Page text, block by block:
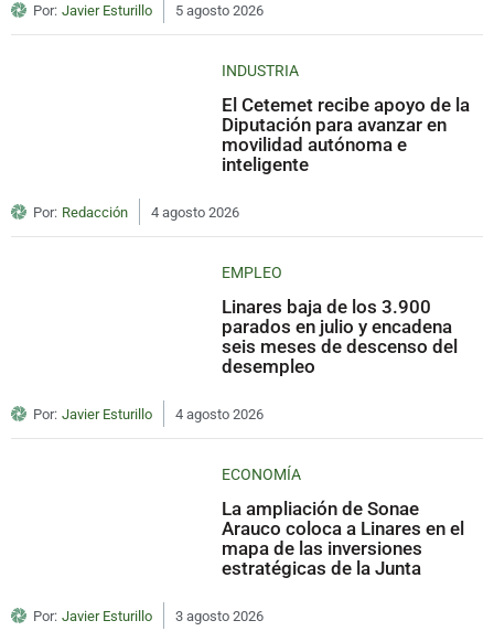
Por: Javier Esturillo 5 agosto 2026
INDUSTRIA
El Cetemet recibe apoyo de la
Diputación para avanzar en
movilidad autónoma e
inteligente
Por: Redacción 4 agosto 2026
EMPLEO
Linares baja de los 3.900
parados en julio y encadena
seis meses de descenso del
desempleo
Por: Javier Esturillo 4 agosto 2026
ECONOMÍA
La ampliación de Sonae
Arauco coloca a Linares en el
mapa de las inversiones
estratégicas de la Junta
Por: Javier Esturillo 3 agosto 2026